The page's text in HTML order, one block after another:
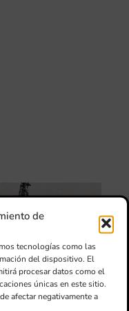
de
tecnologías como las
del dispositivo. El
procesar datos como el
únicas en este sitio.
afectar negativamente a